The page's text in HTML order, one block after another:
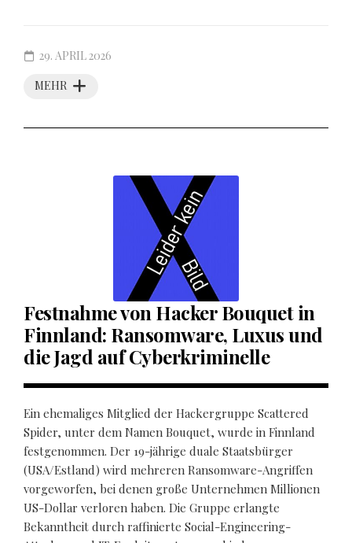
MEHR
29. APRIL 2026
Festnahme von Hacker Bouquet in
Finnland: Ransomware, Luxus und
die Jagd auf Cyberkriminelle
Ein ehemaliges Mitglied der Hackergruppe Scattered
Spider, unter dem Namen Bouquet, wurde in Finnland
festgenommen. Der 19-jährige duale Staatsbürger
(USA/Estland) wird mehreren Ransomware-Angriffen
vorgeworfen, bei denen große Unternehmen Millionen
US-Dollar verloren haben. Die Gruppe erlangte
Bekanntheit durch raffinierte Social-Engineering-